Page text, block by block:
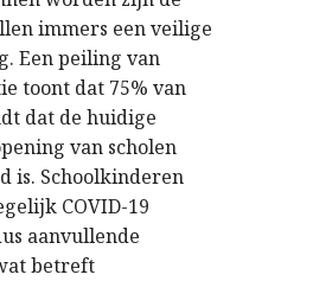
immers een veilige
Een peiling van
toont dat 75% van
dat de huidige
van scholen
is. Schoolkinderen
COVID-19
aanvullende
betreft